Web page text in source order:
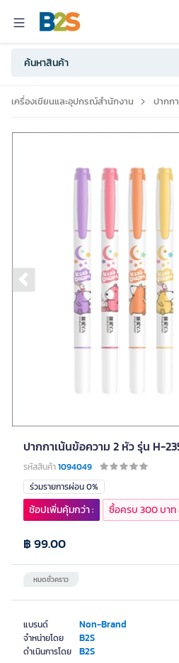
เครื่องเขียนและอุปกรณ์สำนักงาน ปากก
Previous slide
ปากกาเน้นข้อความ 2 หัว รุ่น H-
รหัสสินค้า1094049
แบรนด์ Non-Brand
จำหน่ายโดย B2S
ดำเนินการโดย B2S
ร่วมรายการผ่อน 0%
หมดชั่วคราว
฿ 99.00
ช้อปเพิ่มคุ้มกว่า : ซื้อครบ 300 บาท